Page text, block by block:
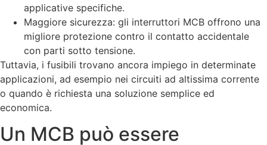
applicative specifiche.
Maggiore sicurezza: gli interruttori MCB offrono una
migliore protezione contro il contatto accidentale
con parti sotto tensione.
Tuttavia, i fusibili trovano ancora impiego in determinate
applicazioni, ad esempio nei circuiti ad altissima corrente
o quando è richiesta una soluzione semplice ed
economica.
Un MCB può essere